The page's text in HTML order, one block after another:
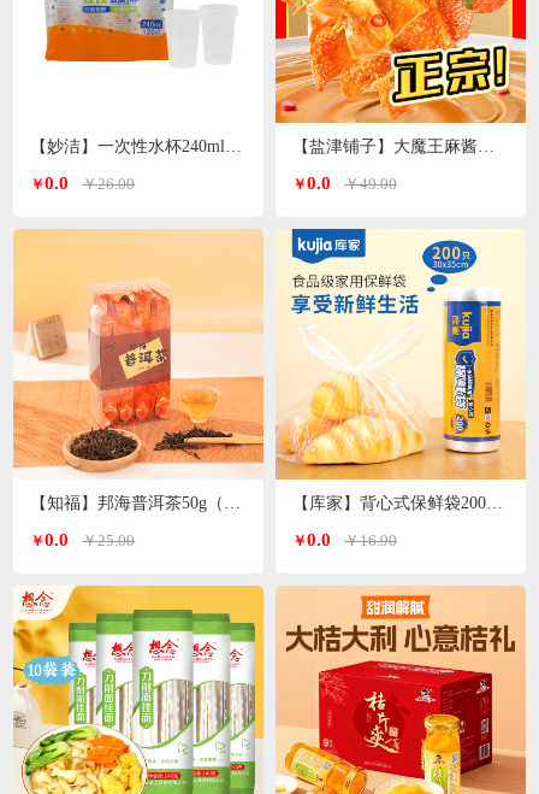
【妙洁】一次性水杯240ml 120只装
￥0.0 ￥26.00
【知福】邦海普洱茶50g（加送20g）
￥0.0 ￥25.00
【盐津铺子】大魔王麻酱素毛肚200g*3袋（香辣麻酱味）
￥0.0 ￥49.00
【库家】背心式保鲜袋200只 30*35cmKJ-1362
￥0.0 ￥16.90